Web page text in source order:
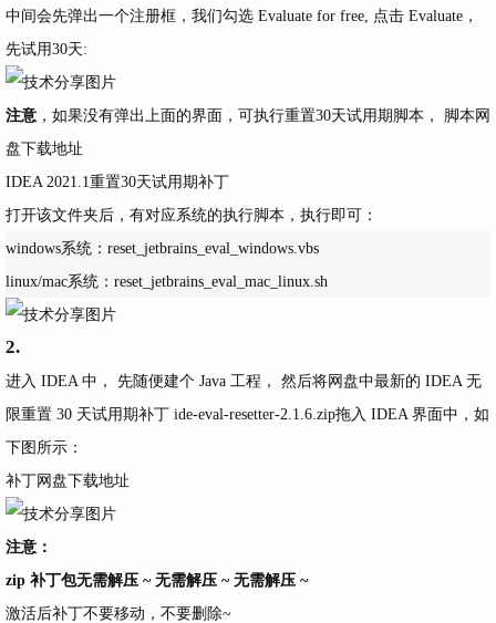
中间会先弹出一个注册框，我们勾选 Evaluate for free , 点击 Evaluate ，
先试用30天:
注意 ，如果没有弹出上面的界面，可执行重置30天试用期脚本， 脚本网
盘下载地址
IDEA 2021.1重置30天试用期补丁
打开该文件夹后，有对应系统的执行脚本，执行即可：
windows系统：reset_jetbrains_eval_windows.vbs
linux/mac系统：reset_jetbrains_eval_mac_linux.sh
2.
进入 IDEA 中， 先随便建个 Java 工程， 然后将网盘中最新的 IDEA 无
限重置 30 天试用期补丁 ide-eval-resetter-2.1.6.zip拖入 IDEA 界面中，如
下图所示：
补丁网盘下载地址
注意：
zip 补丁包无需解压 ~ 无需解压 ~ 无需解压 ~
激活后补丁不要移动，不要删除~